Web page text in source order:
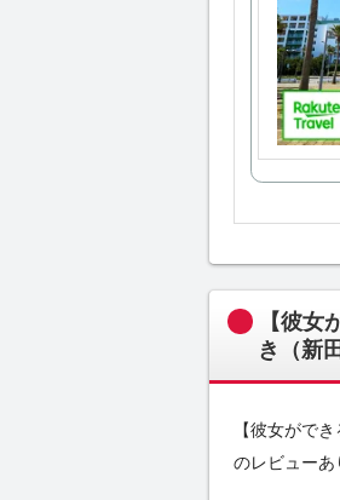
【彼
き（新
【彼女がで
のレビューあ